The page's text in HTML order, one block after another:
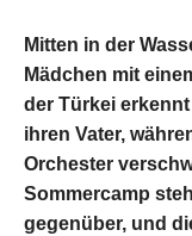
Mitten in der
Mädchen mit
der Türkei
ihren Vater,
Orchester
Sommercamp
gegenüber, und